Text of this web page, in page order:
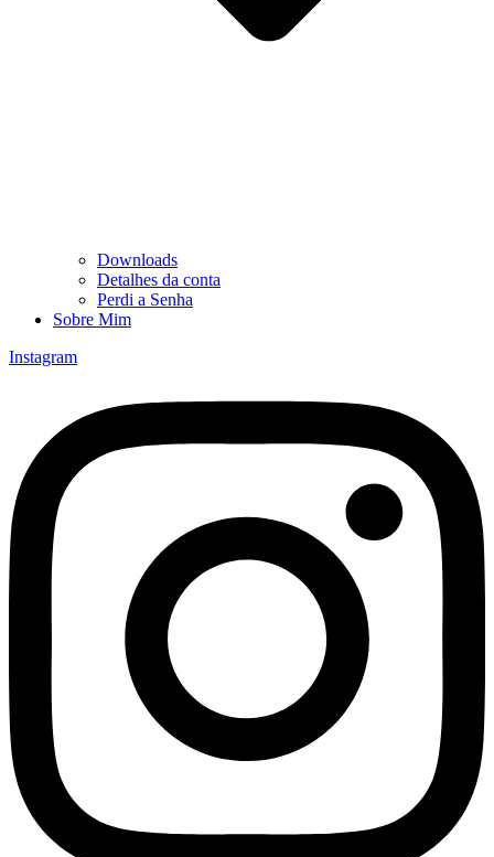
Downloads
Detalhes da conta
Perdi a Senha
Sobre Mim
Instagram